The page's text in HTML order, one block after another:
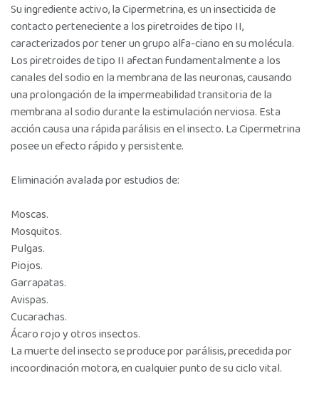
Su ingrediente activo, la Cipermetrina, es un insecticida de
contacto perteneciente a los piretroides de tipo II,
caracterizados por tener un grupo alfa-ciano en su molécula.
Los piretroides de tipo II afectan fundamentalmente a los
canales del sodio en la membrana de las neuronas, causando
una prolongación de la impermeabilidad transitoria de la
membrana al sodio durante la estimulación nerviosa. Esta
acción causa una rápida parálisis en el insecto. La Cipermetrina
posee un efecto rápido y persistente.
Eliminación avalada por estudios de:
Moscas.
Mosquitos.
Pulgas.
Piojos.
Garrapatas.
Avispas.
Cucarachas.
Ácaro rojo y otros insectos.
La muerte del insecto se produce por parálisis, precedida por
incoordinación motora, en cualquier punto de su ciclo vital.